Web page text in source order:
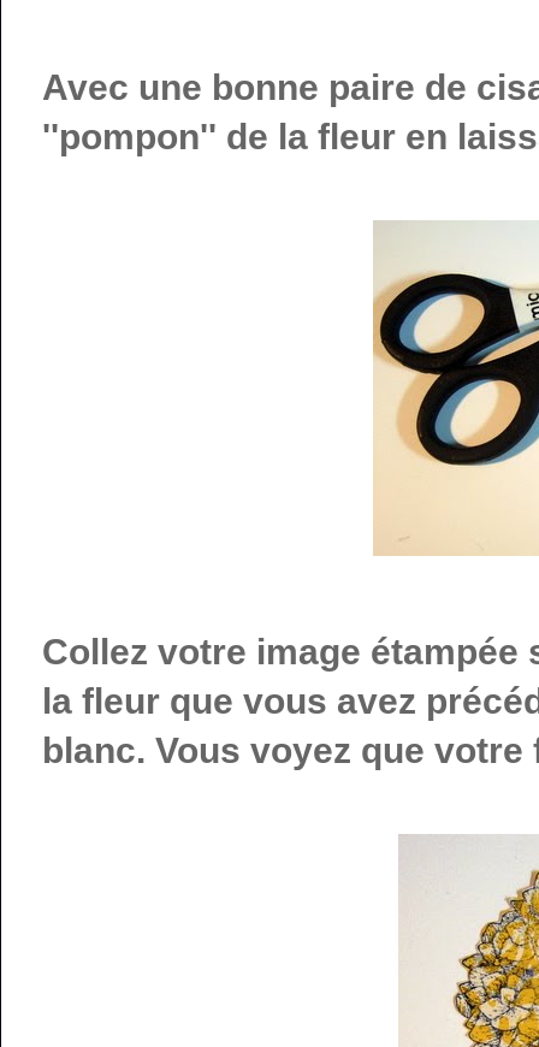
Avec une bonne paire de
''pompon'' de la fleur en
Collez votre image
la fleur que vous avez
blanc. Vous voyez que